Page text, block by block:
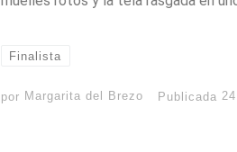
Finalista
por Margarita del Brezo Publicada